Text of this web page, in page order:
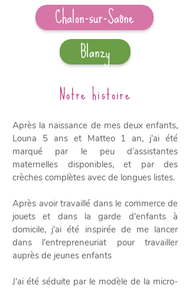
Chalon-sur-Saône
Blanzy
Notre histoire
Après la naissance de mes deux enfants,
Louna 5 ans et Matteo 1 an, j'ai été
marqué par le peu d’assistantes
maternelles disponibles, et par des
crèches complètes avec de longues listes.
Après avoir travaillé dans le commerce de
jouets et dans la garde d'enfants à
domicile, j'ai été inspirée de me lancer
dans l'entrepreneuriat pour travailler
auprès de jeunes enfants
J'ai été séduite par le modèle de la micro-